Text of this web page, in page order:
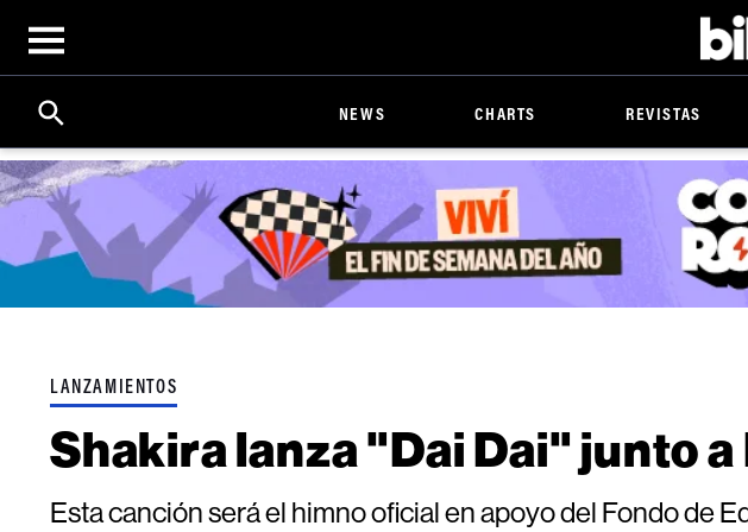
Open
menu
Search
Click
Expand
Search
Input
NEWS CHARTS REVISTAS
LANZAMIENTOS
Shakira lanza "Dai Dai" junto a
Esta canción será el himno oficial en apoyo del Fondo de